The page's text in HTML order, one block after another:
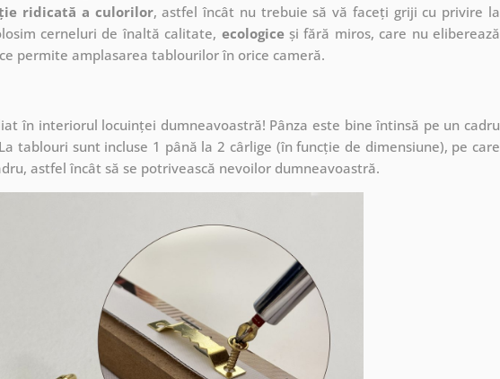
ridicată a culorilor, astfel încât nu trebuie să vă faceți griji cu privire la
cerneluri de înaltă calitate, ecologiceși fără miros, care nu eliberează
permite amplasarea tablourilor în orice cameră.
în interiorul locuinței dumneavoastră! Pânza este bine întinsă pe un cadru
tablouri sunt incluse 1 până la 2 cârlige (în funcție de dimensiune), pe care
astfel încât să se potrivească nevoilor dumneavoastră.